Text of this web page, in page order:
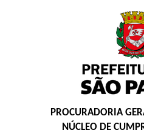
PROCURADORIA
NÚCLEO DE